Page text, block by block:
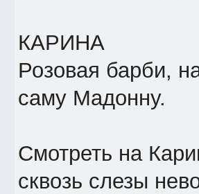
КАРИНА
Розовая барби,
саму Мадонну.
Смотреть на
сквозь слезы